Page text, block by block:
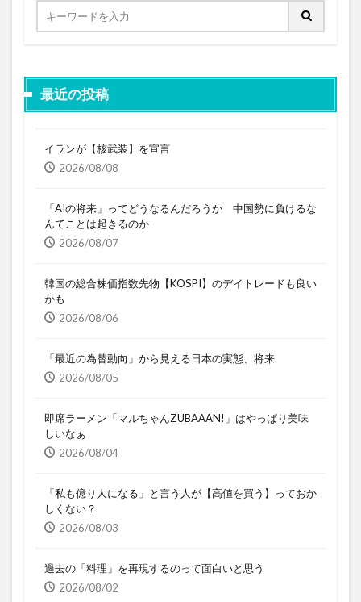
最近の投稿
イランが【核武装】を宣言
2026/08/08
「AIの将来」ってどうなるんだろうか 中国勢に負けるな
んてことは起きるのか
2026/08/07
韓国の総合株価指数先物【KOSPI】のデイトレードも良い
かも
2026/08/06
「最近の為替動向」から見える日本の実態、将来
2026/08/05
即席ラーメン「マルちゃんZUBAAAN!」はやっぱり美味
しいなぁ
2026/08/04
「私も億り人になる」と言う人が【高値を買う】っておか
しくない？
2026/08/03
過去の「料理」を再現するのって面白いと思う
2026/08/02